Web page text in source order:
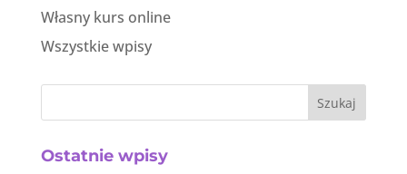
Własny kurs online
Wszystkie wpisy
Szukaj
Ostatnie wpisy